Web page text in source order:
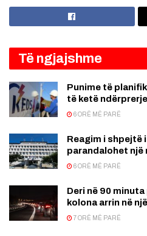
Të ngjajshme
Punime të
të ketë
6 ORË MË PARË
Reagim i shpejtë
parandalohet
6 ORË MË PARË
Deri në 90
kolona arrin në
7 ORË MË PARË